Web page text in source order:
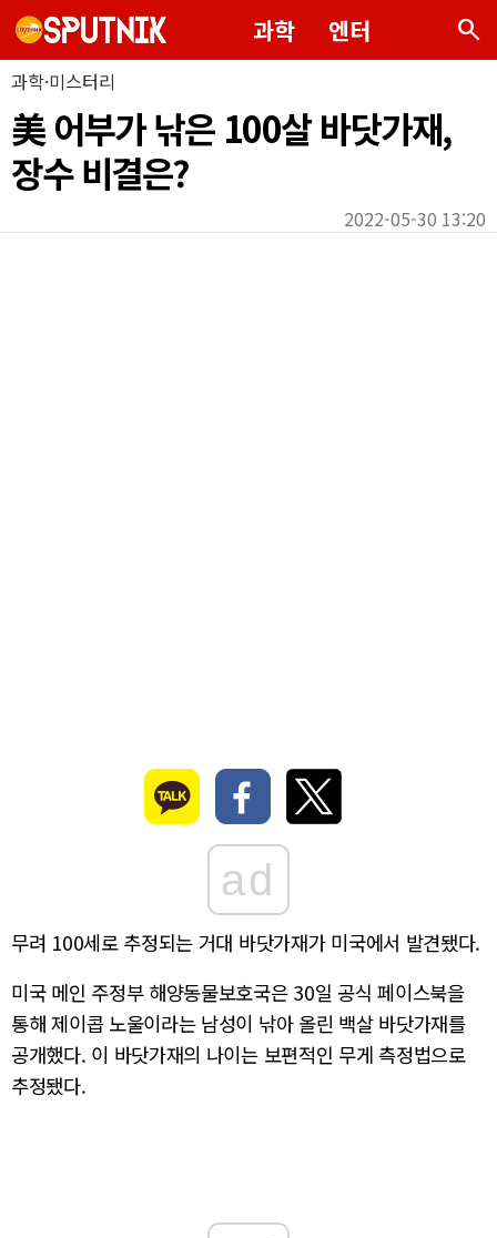
과학 엔터 search
과학·미스터리
美 어부가 낚은 100살 바닷가재,
장수 비결은?
2022-05-30 13:20
ad
무려 100세로 추정되는 거대 바닷가재가 미국에서 발견됐다.
미국 메인 주정부 해양동물보호국은 30일 공식 페이스북을
통해 제이콥 노울이라는 남성이 낚아 올린 백살 바닷가재를
공개했다. 이 바닷가재의 나이는 보편적인 무게 측정법으로
추정됐다.